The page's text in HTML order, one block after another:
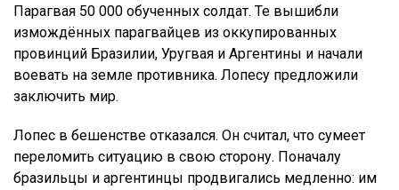
Парагвая 50 000 обученных солдат. Те вышибли
измождённых парагвайцев из оккупированных
провинций Бразилии, Уругвая и Аргентины и начали
воевать на земле противника. Лопесу предложили
заключить мир.
Лопес в бешенстве отказался. Он считал, что сумеет
переломить ситуацию в свою сторону. Поначалу
бразильцы и аргентинцы продвигались медленно: им